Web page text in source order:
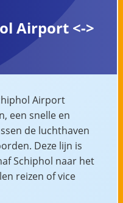
Airport <->
Airport
een snelle en
de luchthaven
Deze lijn is
Schiphol naar het
reizen of vice